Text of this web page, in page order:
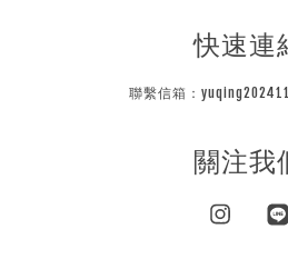
快速連
聯繫信箱：
關注我